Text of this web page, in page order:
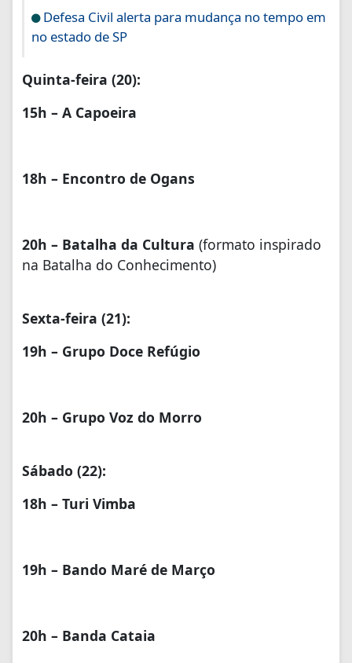
Defesa Civil alerta para mudança no tempo em
no estado de SP
Quinta-feira (20):
15h – A Capoeira
18h – Encontro de Ogans
20h – Batalha da Cultura (formato inspirado
na Batalha do Conhecimento)
Sexta-feira (21):
19h – Grupo Doce Refúgio
20h – Grupo Voz do Morro
Sábado (22):
18h – Turi Vimba
19h – Bando Maré de Março
20h – Banda Cataia